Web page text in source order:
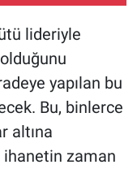
lideriyle
yapılan bu
Bu, binlerce
altına
ihanetin zaman